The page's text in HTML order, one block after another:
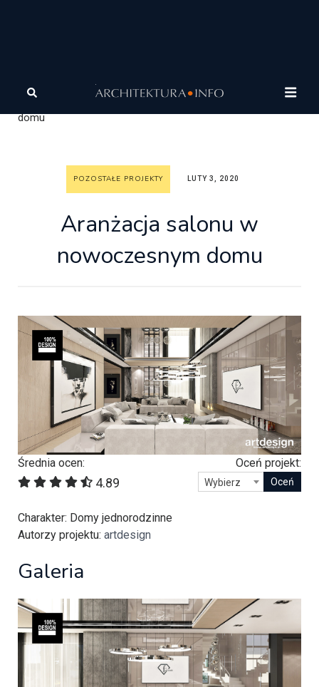
Architektura
Pozostałe projekty
Aranżacja salonu w nowoczesnym
domu
POZOSTAŁE PROJEKTY LUTY 3, 2020
Aranżacja salonu w
nowoczesnym domu
Średnia ocen:
4.89
Oceń projekt:
Wybierz
Charakter: Domy jednorodzinne
Autorzy projektu: artdesign
Galeria